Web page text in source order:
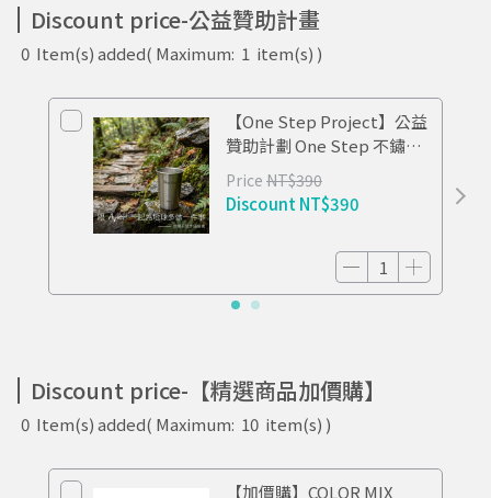
Discount price-公益贊助計畫
0 Item(s) added( Maximum: 1 item(s) )
【One Step Project】公益
贊助計劃 One Step 不鏽鋼
杯 TIDE
Price NT$390
Discount NT$390
Discount price-【精選商品加價購】
0 Item(s) added( Maximum: 10 item(s) )
【加價購】COLOR MIX